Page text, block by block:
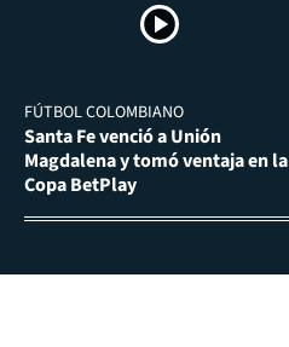
FÚTBOL COLOMBIANO
Santa Fe venció a Unión
Magdalena y tomó ventaja en la
Copa BetPlay